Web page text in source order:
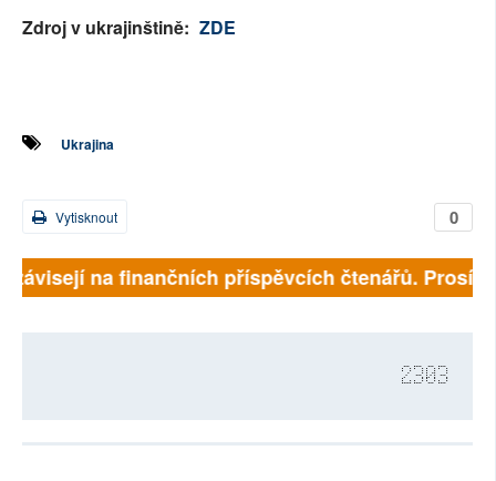
Zdroj v ukrajinštině: ZDE
Ukrajina
0
Vytisknout
na finančních příspěvcích čtenářů.
2303